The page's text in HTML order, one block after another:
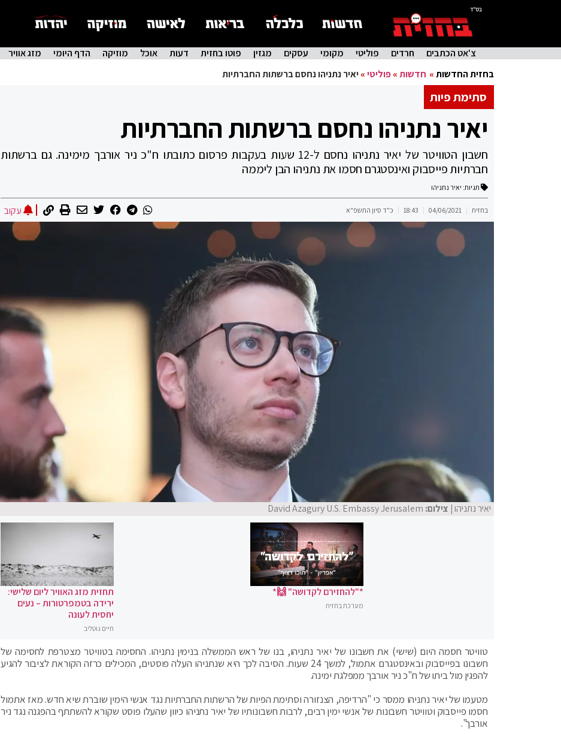
בס"ד
צ'אט הכתבים חרדים פוליטי מקומי עסקים מגזין פוטו בחזית דעות אוכל מוזיקה הדף היומי מזג אוויר
בחזית החדשות» חדשות»פוליטי»יאיר נתניהו נחסם ברשתות החברתיות
סתימת פיות
יאיר נתניהו נחסם ברשתות החברתיות
חשבון הטוויטר של יאיר נתניהו נחסם ל-12 שעות בעקבות פרסום כתובתו ח"כ ניר אורבך מימינה. גם ברשתות
חברתיות פייסבוק ואינסטגרם חסמו את נתניהו הבן ליממה
תגיות: יאיר נתניהו
בחזית 04/06/2021
18:43 כ"ד סיון התשפ"א עקוב
יאיר נתניהו| צילום: David Azagury U.S. Embassy Jerusalem
*"להחזירם לקדושה" 🙌*
מערכת בחזית
תחזית מזג האוויר ליום שלישי:
ירידה בטמפרטורות – נעים
יחסית לעונה
חיים גוטליב
טוויטר חסמה היום (שישי) את חשבונו של יאיר נתניהו, בנו של ראש הממשלה בנימין נתניהו. החסימה בטוויטר מצטרפת לחסימה של
חשבונו בפייסבוק ובאינסטגרם אתמול, למשך 24 שעות. הסיבה לכך היא שנתניהו העלה פוסטים, המכילים כרזה הקוראת לציבור להגיע
להפגין מול ביתו של ח"כ ניר אורבך ממפלגת ימינה.
מטעמו של יאיר נתניהו ממסר כי "הרדיפה, הצנזורה וסתימת הפיות של הרשתות החברתיות נגד אנשי הימין שוברת שיא חדש. מאז אתמול
חסמו פייסבוק וטוויטר חשבונות של אנשי ימין רבים, לרבות חשבונותיו של יאיר נתניהו כיוון שהעלו פוסט שקורא להשתתף בהפגנה נגד ניר
אורבך".